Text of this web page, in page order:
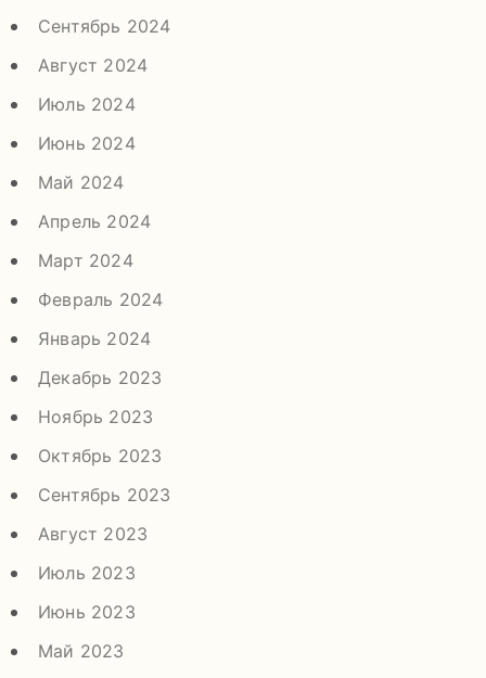
Сентябрь 2024
Август 2024
Июль 2024
Июнь 2024
Май 2024
Апрель 2024
Март 2024
Февраль 2024
Январь 2024
Декабрь 2023
Ноябрь 2023
Октябрь 2023
Сентябрь 2023
Август 2023
Июль 2023
Июнь 2023
Май 2023